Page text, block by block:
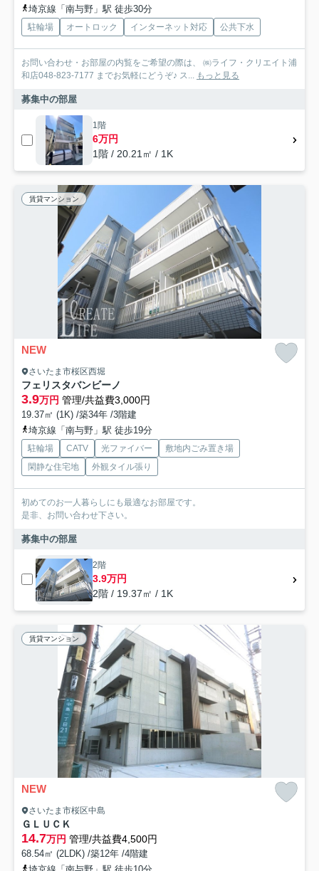
埼京線「南与野」駅 徒歩30分
駐輪場 オートロック インターネット対応 公共下水
お問い合わせ・お部屋の内覧をご希望の際は、 ㈱ライフ・クリエイト浦
和店048-823-7177 までお気軽にどうぞ♪ ス... もっと見る
募集中の部屋
1階
6万円
1階 / 20.21㎡ / 1K
賃貸マンション
NEW
さいたま市桜区西堀
フェリスタバンビーノ
3.9万円 管理/共益費3,000円
19.37㎡ (1K) /築34年 /3階建
埼京線「南与野」駅 徒歩19分
駐輪場 CATV 光ファイバー
敷地内ごみ置き場
閑静な住宅地
外観タイル張り
初めてのお一人暮らしにも最適なお部屋です。
是非、お問い合わせ下さい。
募集中の部屋
2階
3.9万円
2階 / 19.37㎡ / 1K
賃貸マンション
NEW
さいたま市桜区中島
ＧＬＵＣＫ
14.7万円 管理/共益費4,500円
68.54㎡ (2LDK) /築12年 /4階建